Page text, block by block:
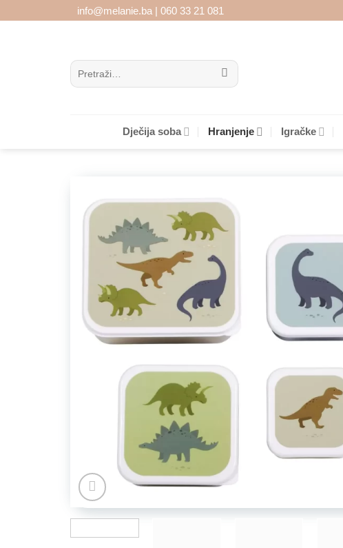
info@melanie.ba | 060 33 21 081
Pretraži:
Dječija soba Hranjenje Igračke